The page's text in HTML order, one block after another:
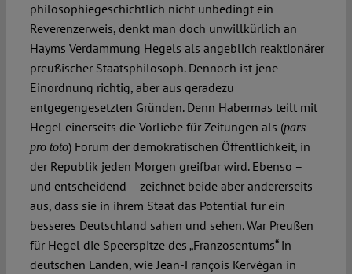
philosophiegeschichtlich nicht unbedingt ein
Reverenzerweis, denkt man doch unwillkürlich an
Hayms Verdammung Hegels als angeblich reaktionärer
preußischer Staatsphilosoph. Dennoch ist jene
Einordnung richtig, aber aus geradezu
entgegengesetzten Gründen. Denn Habermas teilt mit
Hegel einerseits die Vorliebe für Zeitungen als (pars
pro toto) Forum der demokratischen Öffentlichkeit, in
der Republik jeden Morgen greifbar wird. Ebenso –
und entscheidend – zeichnet beide aber andererseits
aus, dass sie in ihrem Staat das Potential für ein
besseres Deutschland sahen und sehen. War Preußen
für Hegel die Speerspitze des „Franzosentums“ in
deutschen Landen, wie Jean-François Kervégan in